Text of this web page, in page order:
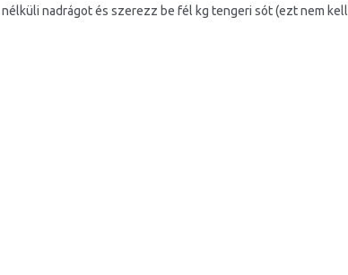
nélküli nadrágot és szerezz be fél kg tengeri sót (ezt nem kell